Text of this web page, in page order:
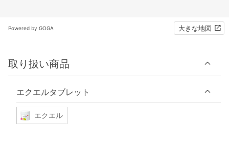
Powered by GOGA 大きな地図
取り扱い商品
エクエルタブレット
エクエル